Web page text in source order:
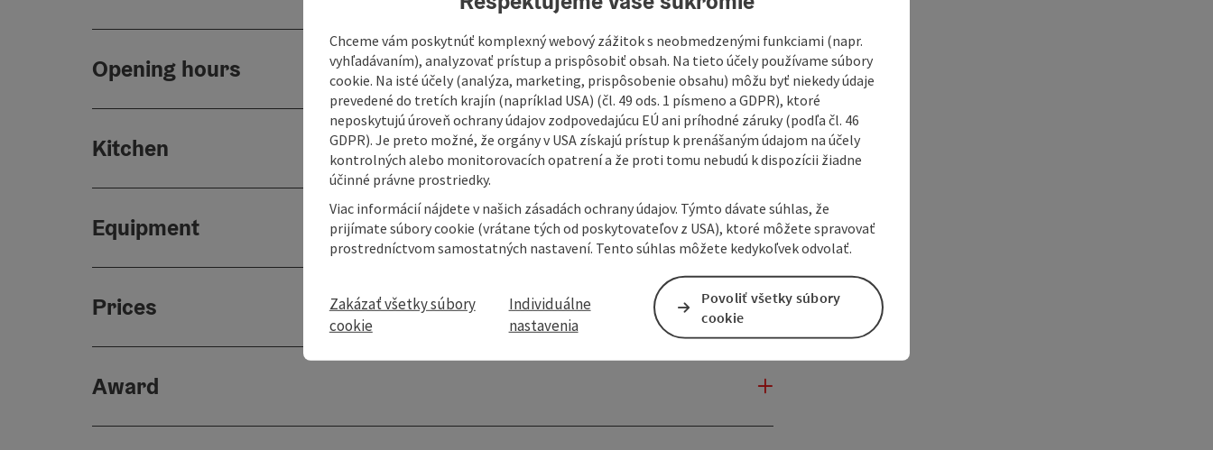
Opening hours
Kitchen
Equipment
Prices
Award
Chceme vám poskytnúť komplexný webový zážitok s neobmedzenými funkciami (napr.
vyhľadávaním), analyzovať prístup a prispôsobiť obsah. Na tieto účely používame súbory
cookie. Na isté účely (analýza, marketing, prispôsobenie obsahu) môžu byť niekedy údaje
prevedené do tretích krajín (napríklad USA) (čl. 49 ods. 1 písmeno a GDPR), ktoré
neposkytujú úroveň ochrany údajov zodpovedajúcu EÚ ani príhodné záruky (podľa čl. 46
GDPR). Je preto možné, že orgány v USA získajú prístup k prenášaným údajom na účely
kontrolných alebo monitorovacích opatrení a že proti tomu nebudú k dispozícii žiadne
účinné právne prostriedky.
Viac informácií nájdete v našich zásadách ochrany údajov. Týmto dávate súhlas, že
prijímate súbory cookie (vrátane tých od poskytovateľov z USA), ktoré môžete spravovať
prostredníctvom samostatných nastavení. Tento súhlas môžete kedykoľvek odvolať.
Zakázať všetky súbory
cookie
Individuálne
nastavenia
Povoliť všetky súbory
cookie